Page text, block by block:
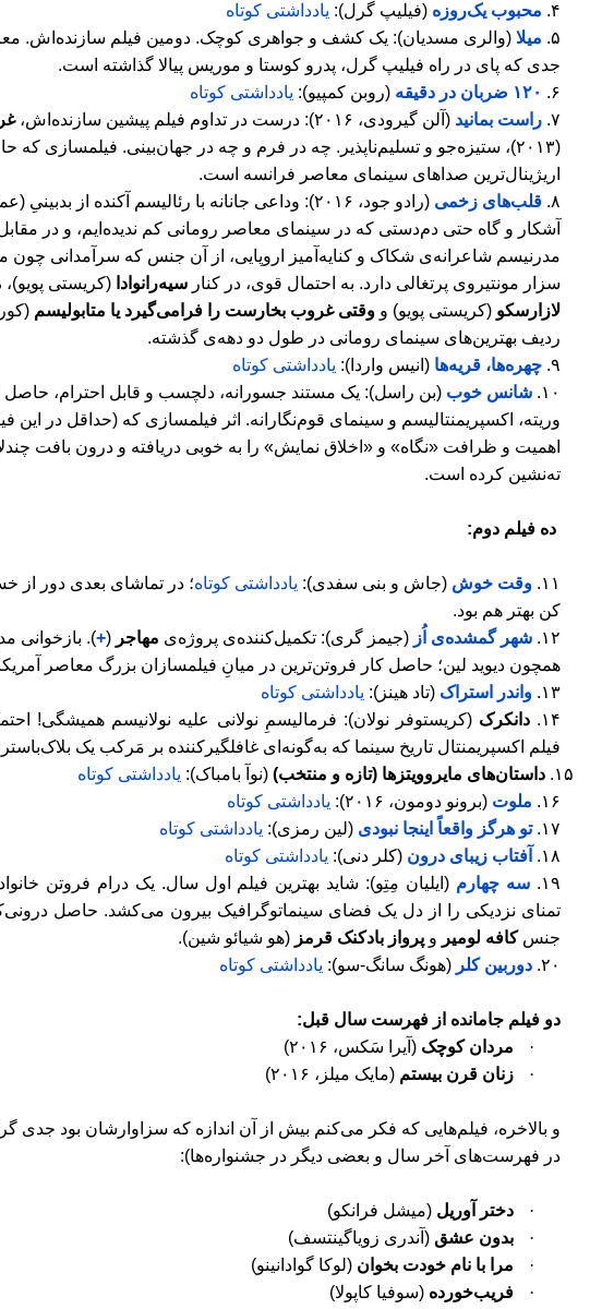
۴. محبوب یک‌روزه (فیلیپ گرل): یادداشتی کوتاه
۵. میلا (والری مسدیان): یک کشف و جواهری کوچک. دومین فیلم سازنده اش.
جدی که پای در راه فیلیپ گرل، پدرو کوستا و موریس پیالا گذاشته است.
۶. ۱۲۰ ضربان در دقیقه (روبن کمپیو): یادداشتی کوتاه
۷. راست بمانید (آلن گیرودی، ۲۰۱۶): درست در تداوم فیلم پیشین سازنده اش،
(۲۰۱۳)، ستیزهجو و تسلیمناپذیر. چه در فرم و چه در جهانبینی. فیلمسازی که
اریژینالترین صداهای سینمای معاصر فرانسه است.
۸. قلب‌های زخمی (رادو جود، ۲۰۱۶): وداعی جانانه با رئالیسم آکنده از بدبینیِ
آشکار و گاه حتی دم‌دستی که در سینمای معاصر رومانی کم ندیده ایم، و در
مدرنیسم شاعرانه‌ی شکاک و کنایه‌آمیز اروپایی، از آن جنس که سرآمدانی چون
سزار مونتیروی پرتغالی دارد. به احتمال قوی، در کنار سیه‌رانوادا (کریستی پویو)،
لازارسکو (کریستی پویو) و وقتی غروب بخارست را فرامی‌گیرد‌ یا متابولیسم
ردیف بهترینهای سینمای رومانی در طول دو دههی گذشته.
۹. چهره‌ها، قریه‌ها (انیس واردا): یادداشتی کوتاه
۱۰. شانس خوب (بن راسل): یک مستند جسورانه، دلچسب و قابل احترام، حاصل
وریته، اکسپریمنتالیسم و سینمای قومنگارانه. اثر فیلمسازی که (حداقل در این
اهمیت و ظرافت «نگاه» و «اخلاق نمایش» را به خوبی دریافته و درون بافت
تهنشین کرده است.
ده فیلم دوم:
۱۱. وقت خوش (جاش و بنی سفدی): یادداشتی کوتاه؛ در تماشای بعدی دور از
کن بهتر هم بود.
۱۲. شهر گمشده‌ی اُز (جیمز گری): تکمیلکنندهی پروژهی مهاجر (
+). بازخوانی
همچون دیوید لین؛ حاصل کار فروتنترین در میانِ فیلمسازان بزرگ معاصر
۱۳. واندر استراک (تاد هینز): یادداشتی کوتاه
۱۴.دانکرک (کریستوفر نولان): فرمالیسمِ نولانی علیه نولانیسم همیشگی!
فیلم اکسپریمنتال تاریخ سینما که بهگونه ای غافلگیرکننده بر مَرکب یک بلاک
۱۵. داستان‌های مایروویتزها (تازه و منتخب) (نوآ بامباک): یادداشتی کوتاه
۱۶. ملوت (برونو دومون، ۲۰۱۶): یادداشتی کوتاه
۱۷.تو هرگز واقعاً اینجا نبودی (لین رمزی): یادداشتی کوتاه
۱۸. آفتاب زیبای درون (کلر دنی): یادداشتی کوتاه
۱۹. سه چهارم (ایلیان مِتِو): شاید بهترین فیلم اول سال. یک درام فروتن
تمنای نزدیکی را از دل یک فضای سینماتوگرافیک بیرون میکشد. حاصل درونی
جنسکافه لومیر و پرواز بادکنک قرمز (هو شیائو شین).
۲۰. دوربین کلر (هونگ سانگ-سو): یادداشتی کوتاه
دو فیلم جامانده از فهرست سال قبل:
·
مردان کوچک ( آیرا سَکس، ۲۰۱۶
)
·
زنان قرن بیستم (مایک میلز، ۲۰۱۶)
و بالاخره، فیلمهایی که فکر میکنم بیش از آن اندازه که سزاوارشان بود جدی
در فهرستهای آخر سال و بعضی دیگر در جشنوارهها):
· دختر آوریل (میشل فرانکو)
·
بدون عشق (آندری زویاگینتسف)
·
مرا با نام خودت بخوان (لوکا گوادانینو)
·
فریب‌خورده (سوفیا کاپولا)